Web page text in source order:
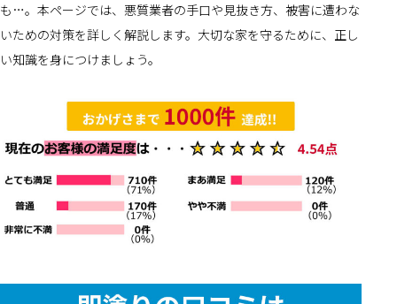
も…。本ページでは、悪質業者の手口や見抜き方、被害に遭わな
いための対策を詳しく解説します。大切な家を守るために、正し
い知識を身につけましょう。